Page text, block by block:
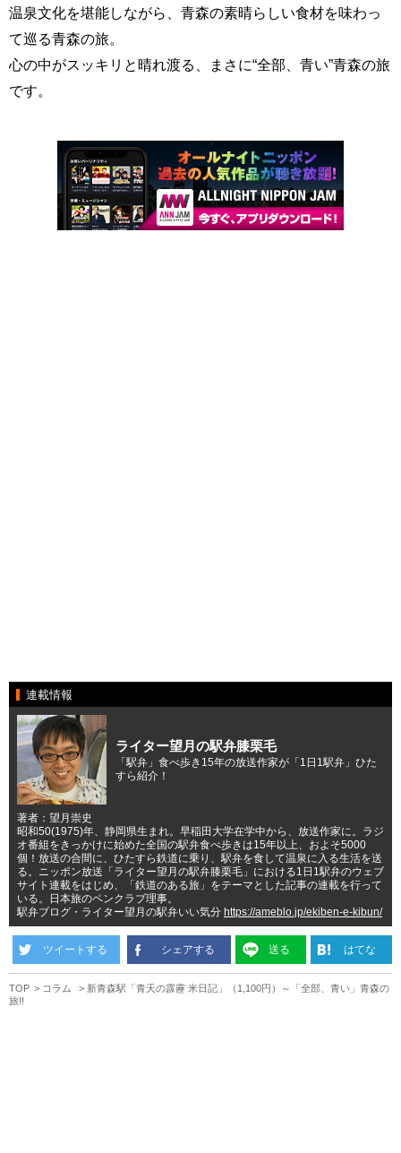
温泉文化を堪能しながら、青森の素晴らしい食材を味わっ
て巡る青森の旅。
心の中がスッキリと晴れ渡る、まさに“全部、青い”青森の旅
です。
連載情報
ライター望月の駅弁膝栗毛
「駅弁」食べ歩き15年の放送作家が「1日1駅弁」ひた
すら紹介！
著者：望月崇史
昭和50(1975)年、静岡県生まれ。早稲田大学在学中から、放送作家に。ラジ
オ番組をきっかけに始めた全国の駅弁食べ歩きは15年以上、およそ5000
個！放送の合間に、ひたすら鉄道に乗り、駅弁を食して温泉に入る生活を送
る。ニッポン放送「ライター望月の駅弁膝栗毛」における1日1駅弁のウェブ
サイト連載をはじめ、「鉄道のある旅」をテーマとした記事の連載を行って
いる。日本旅のペンクラブ理事。
駅弁ブログ・ライター望月の駅弁いい気分 https://ameblo.jp/ekiben-e-kibun/
ツイートする シェアする 送る はてな
TOP コラム
新青森駅「青天の霹靂 米日記」（1,100円）～「全部、青い」青森の
旅!!